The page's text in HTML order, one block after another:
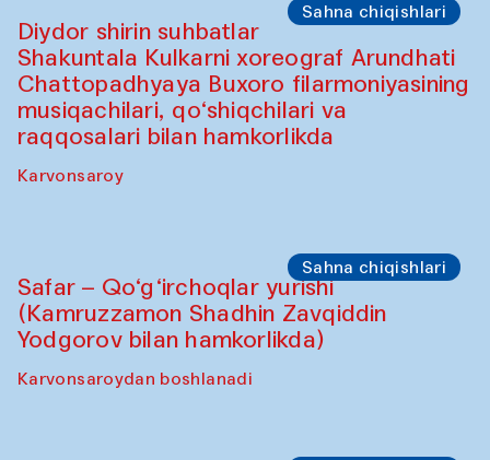
Sahna chiqishlari
Diydor shirin suhbatlar
Shakuntala Kulkarni xoreograf Arundhati
Chattopadhyaya Buxoro filarmoniyasining
musiqachilari, qo‘shiqchilari va
raqqosalari bilan hamkorlikda
Karvonsaroy
Sahna chiqishlari
Safar – Qo‘g‘irchoqlar yurishi
(Kamruzzamon Shadhin Zavqiddin
Yodgorov bilan hamkorlikda)
Karvonsaroydan boshlanadi